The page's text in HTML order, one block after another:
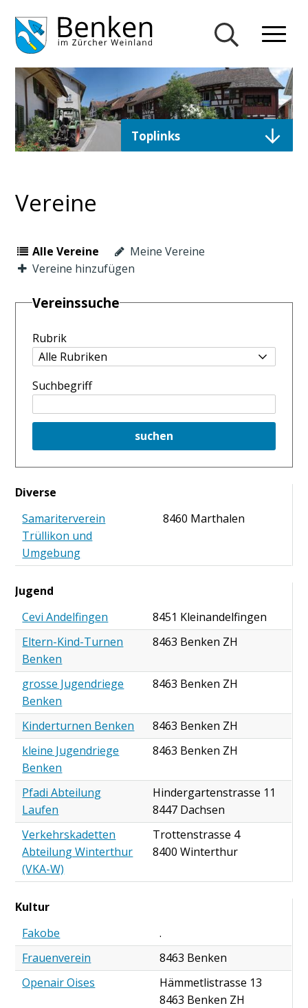
Navigieren in Gemeinde
Schnellnavigation
Direktzugriffe
Toplinks
Vereine
Alle Vereine
Meine Vereine
Vereine hinzufügen
Vereinssuche
Rubrik
Suchbegriff
suchen
Diverse
Samariterverein
Trüllikon und
Umgebung
8460 Marthalen
Jugend
Cevi Andelfingen
8451 Kleinandelfingen
Eltern-Kind-Turnen
Benken
8463 Benken ZH
grosse Jugendriege
Benken
8463 Benken ZH
Kinderturnen Benken
8463 Benken ZH
kleine Jugendriege
Benken
8463 Benken ZH
Pfadi Abteilung
Laufen
Hindergartenstrasse 11
8447 Dachsen
Verkehrskadetten
Abteilung Winterthur
(VKA-W)
Trottenstrasse 4
8400 Winterthur
Kultur
Fakobe
.
Frauenverein
8463 Benken
Openair Oises
Hämmetlistrasse 13
8463 Benken ZH